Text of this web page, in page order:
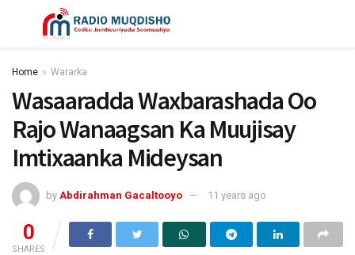
Home Wararka
Wasaaradda Waxbarashada Oo
Rajo Wanaagsan Ka Muujisay
Imtixaanka Mideysan
by Abdirahman Gacaltooyo 11 years ago
0
SHARES